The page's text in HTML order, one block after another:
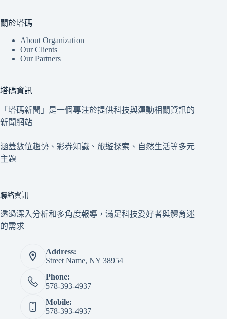
關於塔碼
About Organization
Our Clients
Our Partners
塔碼資訊
「塔碼新聞」是一個專注於提供科技與運動相關資訊的
新聞網站
涵蓋數位趨勢、彩券知識、旅遊探索、自然生活等多元
主題
聯絡資訊
透過深入分析和多角度報導，滿足科技愛好者與體育迷
的需求
Address:
Street Name, NY 38954
Phone:
578-393-4937
Mobile:
578-393-4937